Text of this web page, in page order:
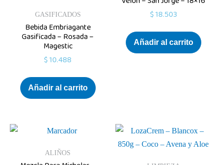
GASIFICADOS
Bebida Embriagante
Gasificada – Rosada –
Magestic
$10.488
Añadir al carrito
$18.503
Añadir al carrito
ALIÑOS